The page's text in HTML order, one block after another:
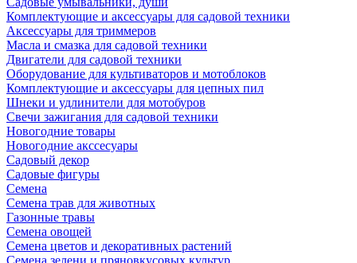
Комплектующие и аксессуары для садовой техники
Аксессуары для триммеров
Масла и смазка для садовой техники
Двигатели для садовой техники
Оборудование для культиваторов и мотоблоков
Комплектующие и аксессуары для цепных пил
Шнеки и удлинители для мотобуров
Свечи зажигания для садовой техники
Новогодние товары
Новогодние акссесуары
Садовый декор
Садовые фигуры
Семена
Семена трав для животных
Газонные травы
Семена овощей
Семена цветов и декоративных растений
Семена зелени и пряновкусовых культур